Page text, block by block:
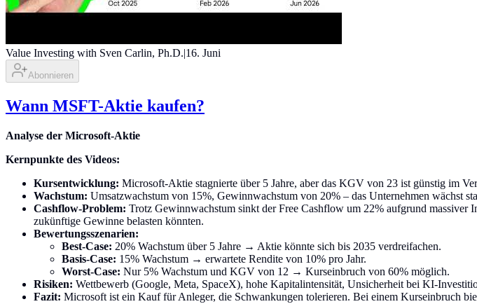
Value Investing with Sven Carlin, Ph.D.|16. Juni
Abonnieren
Wann MSFT-Aktie kaufen?
Analyse der Microsoft-Aktie
Kernpunkte des Videos:
Kursentwicklung: Microsoft-Aktie stagnierte über 5 Jahre, aber das KGV von 23 ist günstig im
Wachstum: Umsatzwachstum von 15%, Gewinnwachstum von 20% – das Unternehmen wächst
Cashflow-Problem: Trotz Gewinnwachstum sinkt der Free Cashflow um 22% aufgrund
zukünftige Gewinne belasten könnten.
Bewertungsszenarien:
Best-Case: 20% Wachstum über 5 Jahre → Aktie könnte sich bis 2035 verdreifachen.
Basis-Case: 15% Wachstum → erwartete Rendite von 10% pro Jahr.
Worst-Case: Nur 5% Wachstum und KGV von 12 → Kurseinbruch von 60% möglich.
Risiken: Wettbewerb (Google, Meta, SpaceX), hohe Kapitalintensität, Unsicherheit bei KI-
Fazit: Microsoft ist ein Kauf für Anleger, die Schwankungen tolerieren. Bei einem Kurseinbruch